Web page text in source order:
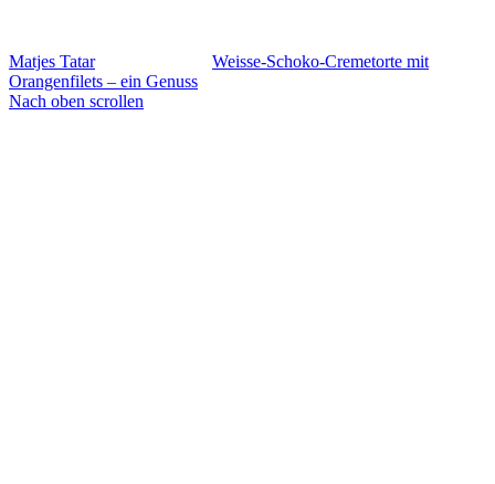
Matjes Tatar
Weisse-Schoko-Cremetorte mit
Orangenfilets – ein Genuss
Nach oben scrollen